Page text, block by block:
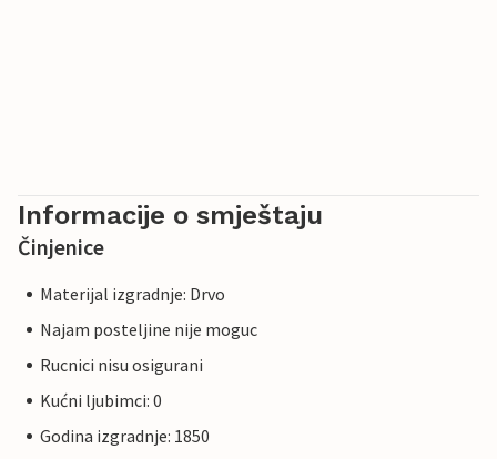
Informacije o smještaju
Činjenice
Materijal izgradnje: Drvo
Najam posteljine nije moguc
Rucnici nisu osigurani
Kućni ljubimci: 0
Godina izgradnje: 1850